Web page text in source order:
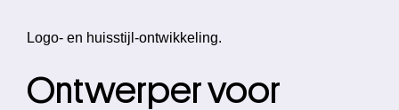
Logo- en huisstijl-ontwikkeling.
Ontwerper voor